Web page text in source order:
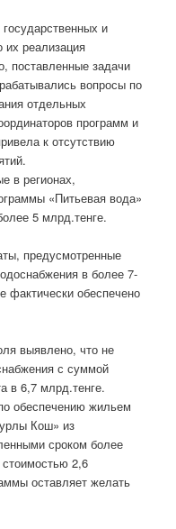
и
их реализация
поставленные задачи
вопросы по
отдельных
программ и
к отсутствию
в регионах,
«Питьевая вода»
5 млрд.тенге.
предусмотренные
в более 7-
фактически обеспечено
выявлено, что не
с суммой
в 6,7 млрд.тенге.
обеспечению жильем
Кош» из
сроком более
стоимостью 2,6
оставляет желать